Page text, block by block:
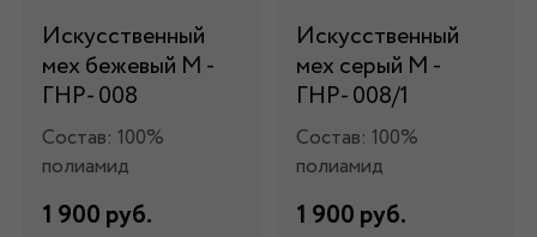
Искусственный
мех бежевый М -
ГНР- 008
Состав: 100%
полиамид
1 900 руб.
Искусственный
мех серый М -
ГНР- 008/1
Состав: 100%
полиамид
1 900 руб.